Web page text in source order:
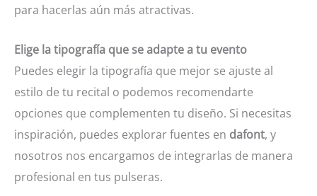
para hacerlas aún más atractivas.
Elige la tipografía que se adapte a tu evento
Puedes elegir la tipografía que mejor se ajuste al
estilo de tu recital o podemos recomendarte
opciones que complementen tu diseño. Si necesitas
inspiración, puedes explorar fuentes en dafont, y
nosotros nos encargamos de integrarlas de manera
profesional en tus pulseras.